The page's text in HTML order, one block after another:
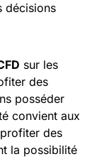
décisions
sur les
des
posséder
convient aux
des
la possibilité